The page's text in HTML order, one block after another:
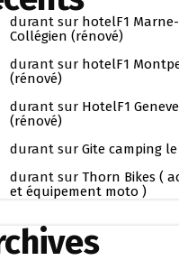
durant sur hotelF1
Collégien (rénové)
durant sur hotelF1
(rénové)
durant sur HotelF1
(rénové)
durant sur Gite camping
durant sur Thorn Bikes (
et équipement moto )